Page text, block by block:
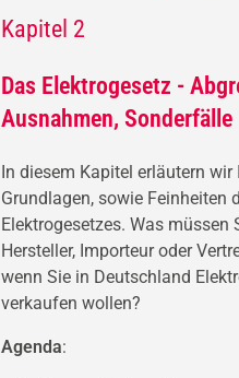
Kapitel 2
Das Elektrogesetz -
Ausnahmen, Sonderfälle
In diesem Kapitel erläutern wir
Grundlagen, sowie Feinheiten
Elektrogesetzes. Was müssen
Hersteller, Importeur oder
wenn Sie in Deutschland
verkaufen wollen?
Agenda: